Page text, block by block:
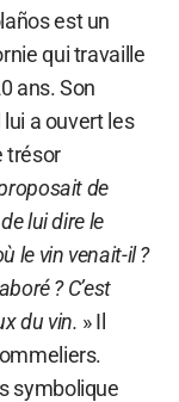
est un
qui travaille
ans. Son
a ouvert les
trésor
de
lui dire le
le vin venait-il ?
? C’est
du vin. » Il
symbolique